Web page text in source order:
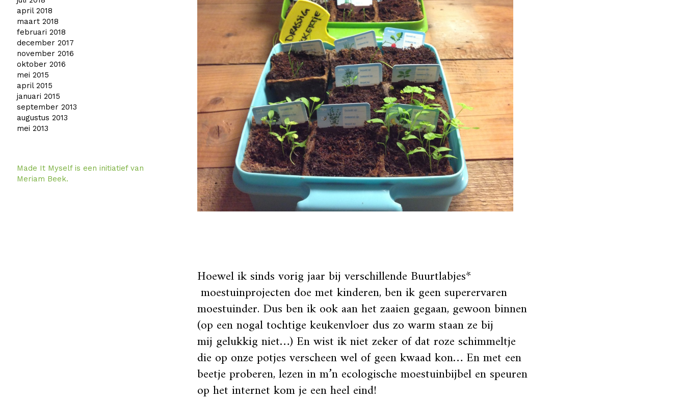
Hoewel ik sinds vorig jaar bij verschillende Buurtlabjes*
moestuinprojecten doe met kinderen, ben ik geen superervaren
moestuinder. Dus ben ik ook aan het zaaien gegaan, gewoon binnen
(op een nogal tochtige keukenvloer dus zo warm staan ze bij
mij gelukkig niet…) En wist ik niet zeker of dat roze schimmeltje
die op onze potjes verscheen wel of geen kwaad kon… En met een
beetje proberen, lezen in m’n ecologische moestuinbijbel en speuren
op het internet kom je een heel eind!
april 2018
maart 2018
februari 2018
december 2017
november 2016
oktober 2016
mei 2015
april 2015
januari 2015
september 2013
augustus 2013
mei 2013
Made It Myself is een initiatief van
Meriam Beek.